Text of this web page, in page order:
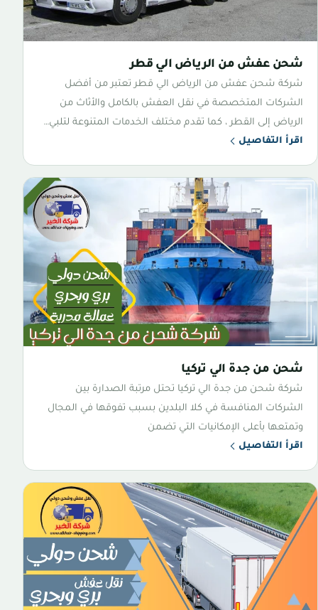
شحن عفش من الرياض الي قطر
شركة شحن عفش من الرياض الي قطر تعتبر من أفضل
الشركات المتخصصة في نقل العفش بالكامل والأثاث من
الرياض إلى القطر ، كما تقدم مختلف الخدمات المتنوعة لتلبي…
اقرأ التفاصيل
شحن من جدة الي تركيا
شركة شحن من جدة الي تركيا تحتل مرتبة الصدارة بين
الشركات المنافسة في كلا البلدين بسبب تفوقها في المجال
وتمتعها بأعلى الإمكانيات التي تضمن
اقرأ التفاصيل